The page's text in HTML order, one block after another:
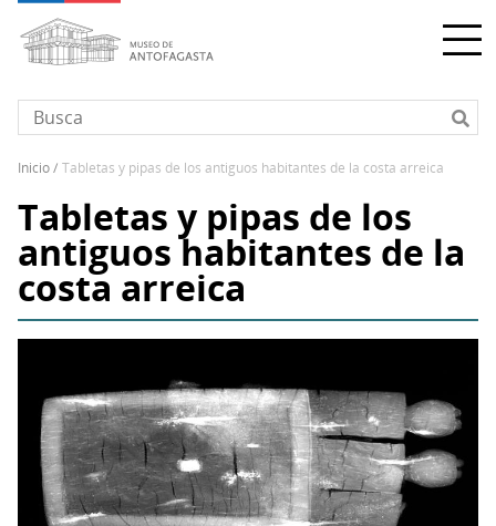
contenido
principal
Sobrescribir
enlaces
de
ayuda
a
la
inicio tabletas y pipas de los antiguos habitantes de la costa arreica
Tabletas y pipas de los
antiguos habitantes de la
costa arreica